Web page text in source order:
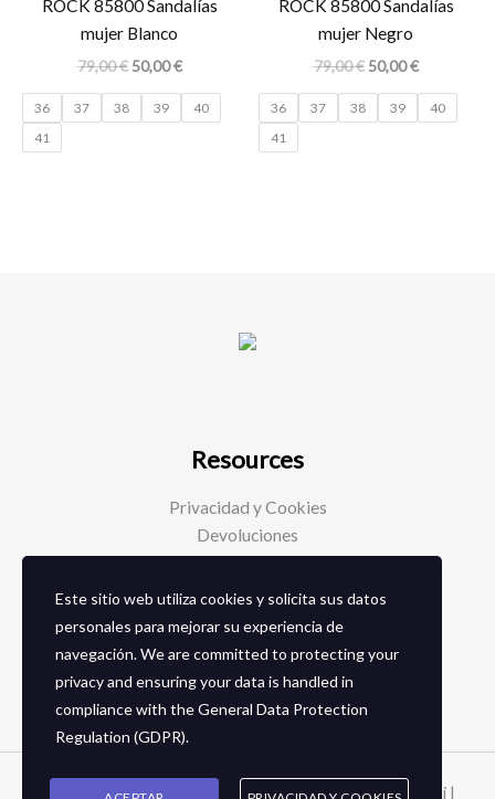
ROCK 85800 Sandalías
mujer Blanco
79,00€
79,00 €.
50,00€
50,00 €.
36 37 38 39
40
41
ROCK 85800 Sandalías
mujer Negro
79,00€
79,00 €.
50,00€
50,00 €.
36 37 38 39
40
41
Resources
Privacidad y Cookies
Devoluciones
Social Media
Facebook
Instagram
Copyright © 2026 Zapaterias en granada - Calzados toñi |
Este sitio web utiliza cookies y solicita sus datos
personales para mejorar su experiencia de
navegación. We are committed to protecting your
privacy and ensuring your data is handled in
compliance with theGeneral Data Protection
Regulation (GDPR).